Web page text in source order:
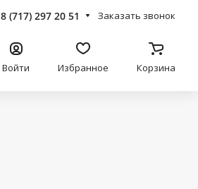
8 (717) 297 20 51 Заказать звонок
Войти Избранное Корзина